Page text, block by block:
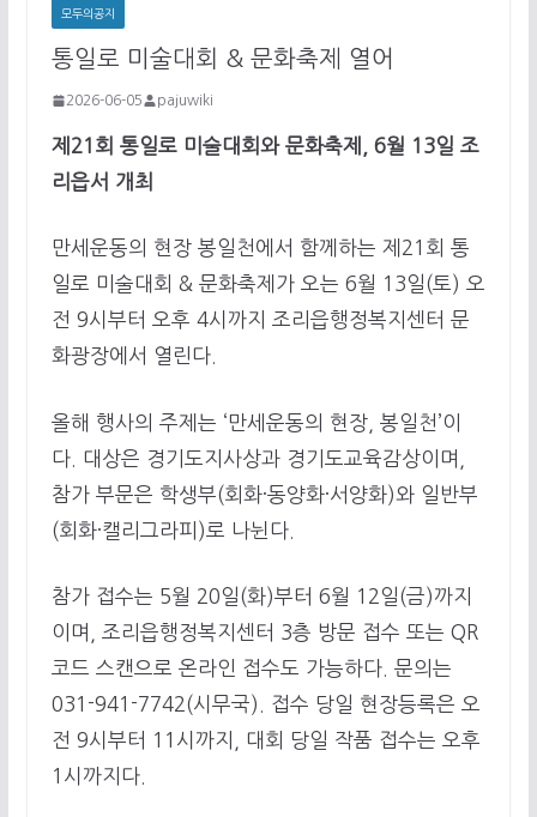
모두의공지
통일로 미술대회 & 문화축제 열어
2026-06-05 pajuwiki
제21회 통일로 미술대회와 문화축제, 6월 13일 조
리읍서 개최
만세운동의 현장 봉일천에서 함께하는 제21회 통
일로 미술대회 & 문화축제가 오는 6월 13일(토) 오
전 9시부터 오후 4시까지 조리읍행정복지센터 문
화광장에서 열린다.
올해 행사의 주제는 ‘만세운동의 현장, 봉일천’이
다. 대상은 경기도지사상과 경기도교육감상이며,
참가 부문은 학생부(회화·동양화·서양화)와 일반부
(회화·캘리그라피)로 나뉜다.
참가 접수는 5월 20일(화)부터 6월 12일(금)까지
이며, 조리읍행정복지센터 3층 방문 접수 또는 QR
코드 스캔으로 온라인 접수도 가능하다. 문의는
031-941-7742(시무국). 접수 당일 현장등록은 오
전 9시부터 11시까지, 대회 당일 작품 접수는 오후
1시까지다.